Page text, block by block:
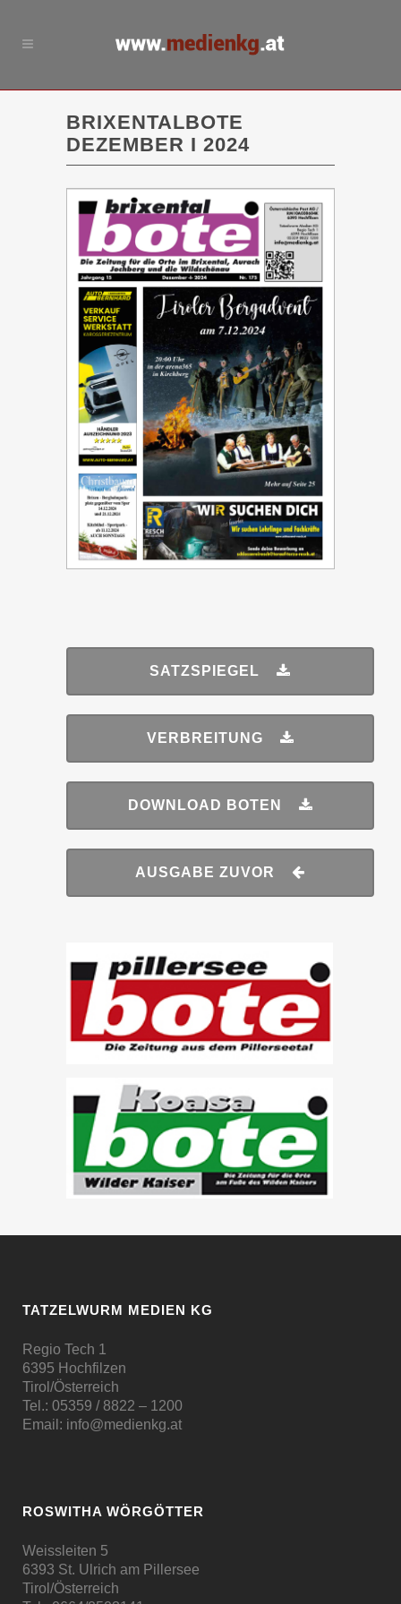
BRIXENTALBOTE
DEZEMBER I 2024
SATZSPIEGEL
VERBREITUNG
DOWNLOAD BOTEN
AUSGABE ZUVOR
TATZELWURM MEDIEN KG
Regio Tech 1
6395 Hochfilzen
Tirol/Österreich
Tel.: 05359 / 8822 – 1200
Email: info@medienkg.at
ROSWITHA WÖRGÖTTER
Weissleiten 5
6393 St. Ulrich am Pillersee
Tirol/Österreich